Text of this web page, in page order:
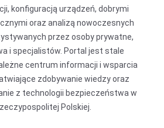
konfiguracją urządzeń, dobrymi
oraz analizą nowoczesnych
przez osoby prywatne,
i specjalistów. Portal jest stale
centrum informacji i wsparcia
zdobywanie wiedzy oraz
z technologii bezpieczeństwa w
Polskiej.